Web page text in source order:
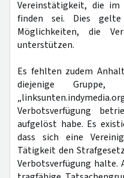
Vereinstätigkeit, die
finden sei. Dies
Möglichkeiten, die
unterstützen.
Es fehlten zudem
diejenige
Verbotsverfügung
aufgelöst habe. Es
dass sich eine
Tätigkeit den
Verbotsverfügung halte.